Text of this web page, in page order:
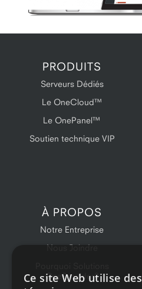
PRODUITS
Serveurs Dédiés
Le OneCloud™
Le OnePanel™
Soutien technique VIP
À PROPOS
Notre Entreprise
Nous Joindre
OneProvider?
Ce site Web utilise des